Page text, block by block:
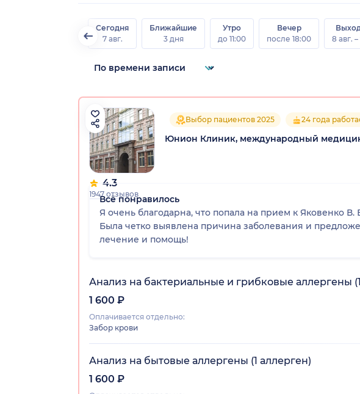
Сегодня
7 авг.
Ближайшие
3 дня
Утро
до 11:00
Вечер
после 18:00
8 авг. –
4.3
1947 отзывов
Выбор пациентов 2025 24 года
Юнион Клиник, международный
Всё понравилось
Я очень благодарна, что попала на прием к Яковенко
Была четко выявлена причина заболевания и
лечение и помощь!
Анализ на бактериальные и грибковые аллергены
1 600 ₽
Оплачивается отдельно:
Забор крови
Анализ на бытовые аллергены (1 аллерген)
1 600 ₽